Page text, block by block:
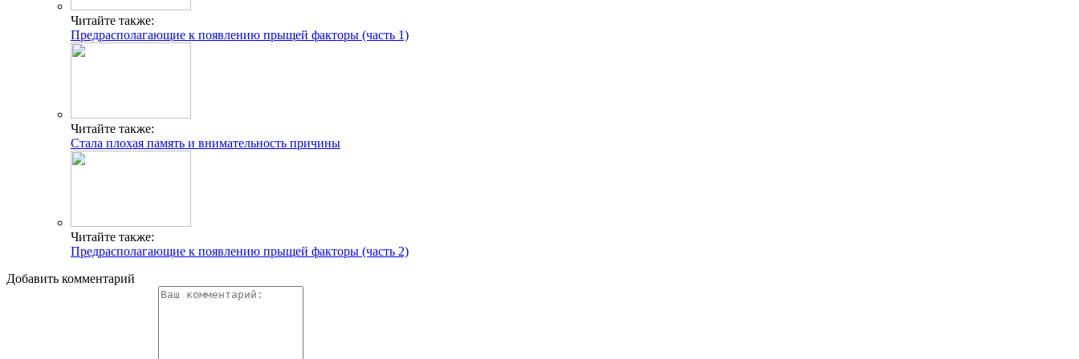
Читайте также:
Предрасполагающие к появлению прыщей факторы (часть 1)
Читайте также:
Стала плохая память и внимательность причины
Читайте также:
Предрасполагающие к появлению прыщей факторы (часть 2)
Добавить комментарий